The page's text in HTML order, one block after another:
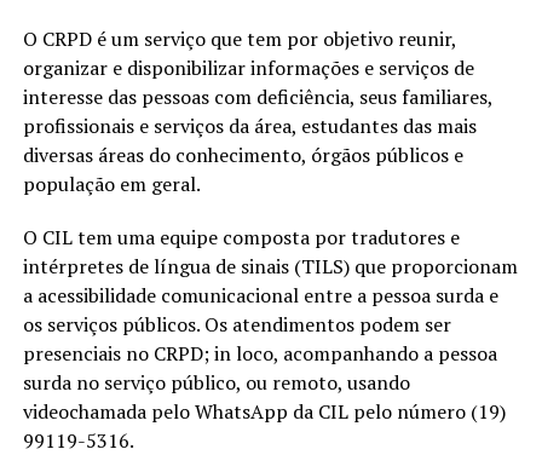
O CRPD é um serviço que tem por objetivo reunir,
organizar e disponibilizar informações e serviços de
interesse das pessoas com deficiência, seus familiares,
profissionais e serviços da área, estudantes das mais
diversas áreas do conhecimento, órgãos públicos e
população em geral.
O CIL tem uma equipe composta por tradutores e
intérpretes de língua de sinais (TILS) que proporcionam
a acessibilidade comunicacional entre a pessoa surda e
os serviços públicos. Os atendimentos podem ser
presenciais no CRPD; in loco, acompanhando a pessoa
surda no serviço público, ou remoto, usando
videochamada pelo WhatsApp da CIL pelo número (19)
99119-5316.